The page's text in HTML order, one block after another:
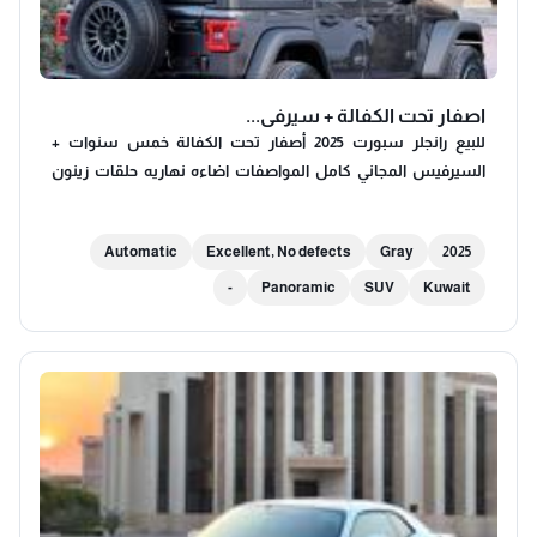
اصفار تحت الكفالة + سيرفي...
للبيع رانجلر سبورت 2025 أصفار تحت الكفالة خمس سنوات +
السيرفيس المجاني كامل المواصفات اضاءه نهاريه حلقات زينون
مثبت سرعه رادار نزول المنحدرات دبل قير كار ابلي سناسر كاميرا
والعديد من المواصفات
2025
Gray
Excellent, No defects
Automatic
Kuwait
SUV
Panoramic
-